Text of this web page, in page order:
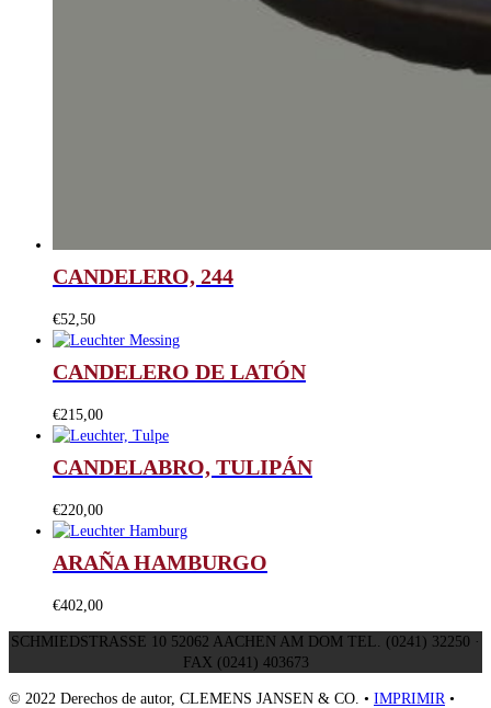
CANDELERO, 244
€52,50
CANDELERO DE LATÓN
€215,00
CANDELABRO, TULIPÁN
€220,00
ARAÑA HAMBURGO
€402,00
SCHMIEDSTRASSE 10 52062 AACHEN AM DOM TEL. (0241) 32250 ·
FAX (0241) 403673
© 2022 Derechos de autor, CLEMENS JANSEN & CO. • IMPRIMIR•